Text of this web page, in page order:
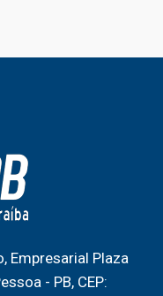
Empresarial Plaza
- PB, CEP: